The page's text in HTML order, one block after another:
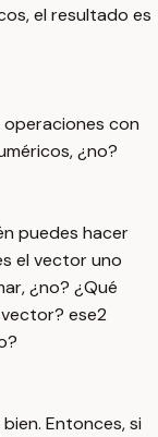
el resultado es
operaciones con
¿no?
puedes hacer
el vector uno
¿no? ¿Qué
ese2
Entonces, si